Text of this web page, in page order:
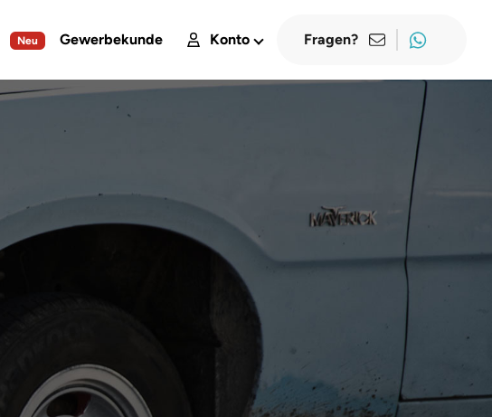
Neu Gewerbekunde Konto Fragen?